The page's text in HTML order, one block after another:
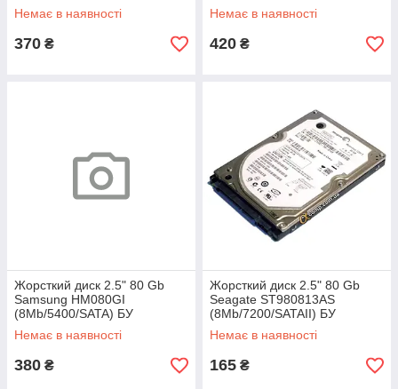
Немає в наявності
370 ₴
Немає в наявності
420 ₴
Жорсткий диск 2.5" 80 Gb
Samsung HM080GI
(8Mb/5400/SATA) БУ
Немає в наявності
380 ₴
Жорсткий диск 2.5" 80 Gb
Seagate ST980813AS
(8Mb/7200/SATAII) БУ
Немає в наявності
165 ₴